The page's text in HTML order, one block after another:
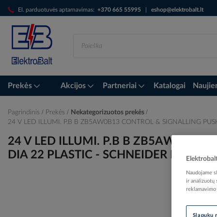
El. parduotuvės aptarnavimas: +370 665 55995 eshop@elektrobalt.lt
Skip
to
Content
Prekės Akcijos Partneriai Katalogai
Pagrindinis Prekės
Nekategorizuotos prekės
24 V LED ILLUMI. P.B B ZB5AW0B13 CONTROL & SIGNALLING
24 V LED ILLUMI. P.B B ZB5AW0B13
DIA 22 PLASTIC - SCHNEIDER
Naudojame
ir analizuotų
reklamavimo
Slapukų